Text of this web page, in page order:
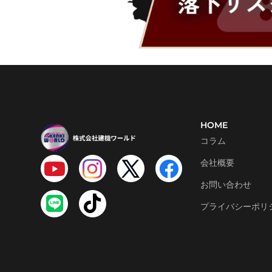
HOME
コラム
会社概要
お問い合わせ
プライバシーポリ